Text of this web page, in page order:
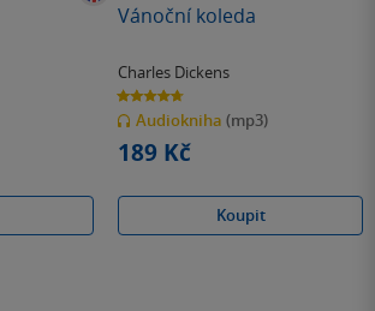
Vánoční koleda
Charles Dickens
4.7
z
5
hvězdiček
Audiokniha (mp3)
189 Kč
Koupit